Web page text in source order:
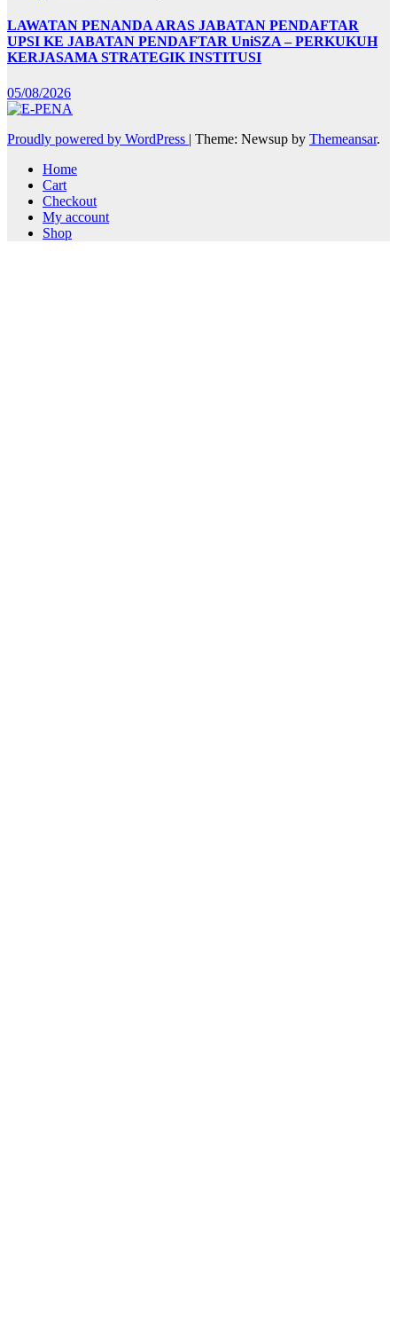
LAWATAN PENANDA ARAS JABATAN PENDAFTAR
UPSI KE JABATAN PENDAFTAR UniSZA – PERKUKUH
KERJASAMA STRATEGIK INSTITUSI
05/08/2026
Proudly powered by WordPress | Theme: Newsup by Themeansar.
Home
Cart
Checkout
My account
Shop